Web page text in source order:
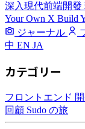
深入現代前端開發
Your Own X Build
ジャーナル
中 EN JA
カテゴリー
フロントエンド
回顧 Sudo の旅